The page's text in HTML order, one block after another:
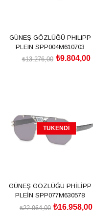
GÜNEŞ GÖZLÜĞÜ PHILIPP
PLEIN SPP004M610703
₺9.804,00
₺13.276,00
TÜKENDI
GÜNEŞ GÖZLÜĞÜ PHİLİPP
PLEİN SPP077M630578
₺16.958,00
₺22.964,00